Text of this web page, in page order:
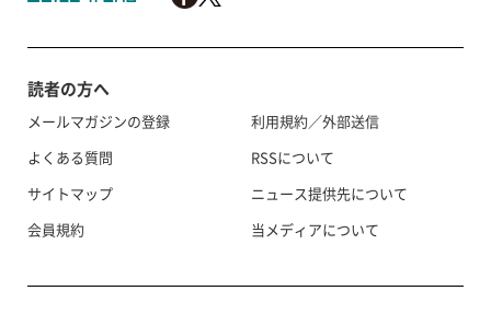
読者の方へ
メールマガジンの登録
よくある質問
サイトマップ
会員規約
利用規約／外部送信
RSSについて
ニュース提供先について
当メディアについて